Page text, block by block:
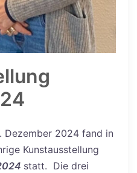
Dezember 2024 fand in
Kunstausstellung
statt. Die drei